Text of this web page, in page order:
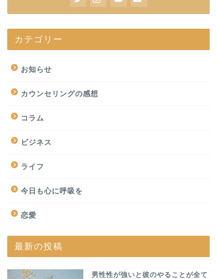
カテゴリー
お知らせ
カウンセリングの感想
コラム
ビジネス
ライフ
今日も心に呼吸を
恋愛
最新の投稿
男性性が強いと彼のやることが全て